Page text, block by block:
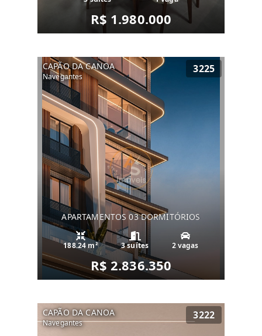
R$ 1.980.000
CAPÃO DA CANOA
Navegantes
3225
APARTAMENTOS 03 DORMITÓRIOS
188.24 m² 3 suítes 2 vagas
R$ 2.836.350
CAPÃO DA CANOA
Navegantes
3222